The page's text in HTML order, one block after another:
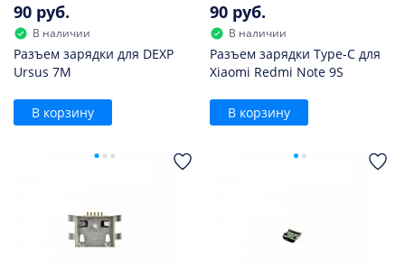
90 руб.
В наличии
Разъем зарядки для DEXP
Ursus 7M
В корзину
90 руб.
В наличии
Разъем зарядки Type-C для
Xiaomi Redmi Note 9S
В корзину